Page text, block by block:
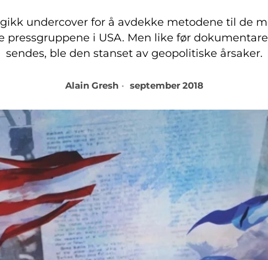
undercover for å avdekke metodene til de
pressgruppene i USA. Men like før
sendes, ble den stanset av geopolitiske årsaker.
Alain Gresh september 2018